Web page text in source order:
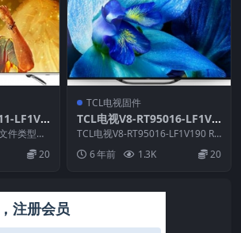
LF1V0
包下载
件类型：i
机型：A
20
TCL电视固件
TCL电视V8-RT95016-LF1V1
90版本强刷电视固件包下载
TCL电视V8-RT95016-LF1V190 RO
6 年前 1.3K 20
注册会员